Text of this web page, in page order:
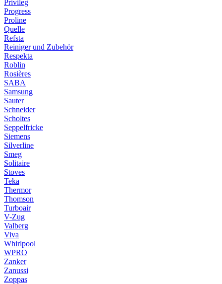
Privileg
Progress
Proline
Quelle
Refsta
Reiniger und Zubehör
Respekta
Roblin
Rosières
SABA
Samsung
Sauter
Schneider
Scholtes
Seppelfricke
Siemens
Silverline
Smeg
Solitaire
Stoves
Teka
Thermor
Thomson
Turboair
V-Zug
Valberg
Viva
Whirlpool
WPRO
Zanker
Zanussi
Zoppas